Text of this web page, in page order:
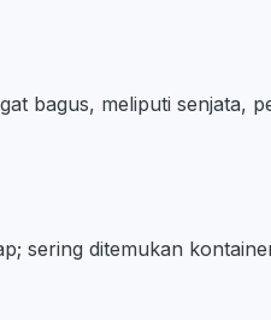
bagus, meliputi senjata,
sering ditemukan